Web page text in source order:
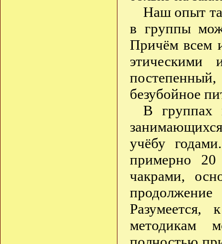
Наш опыт
в группы
Причём всем
этическими
безубойное
В группах
учёбу
примерно
чакрами,
методикам